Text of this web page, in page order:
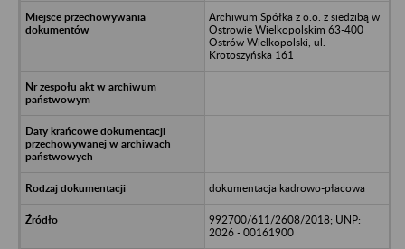
Archiwum Spółka z o.o. z siedzibą w
Ostrowie Wielkopolskim 63-400
Ostrów Wielkopolski, ul.
Krotoszyńska 161
dokumentacja kadrowo-płacowa
992700/611/2608/2018; UNP:
2026 - 00161900